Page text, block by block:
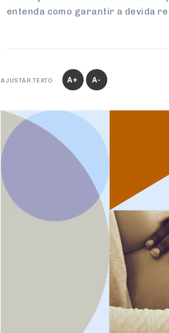
entenda como garantir a devida
AJUSTAR TEXTO A+ A-